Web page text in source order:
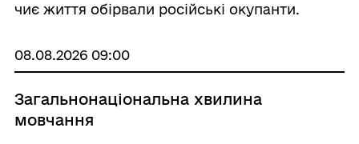
чиє життя обірвали російські окупанти.
полеглих Захисників та Захисниць, які
08.08.2026 09:00
Загальнонаціональна хвилина
мовчання